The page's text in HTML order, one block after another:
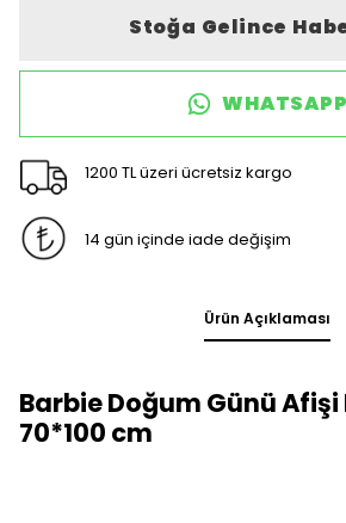
Stoğa Gelince
WHATSAPP
1200 TL üzeri ücretsiz kargo
14 gün içinde iade değişim
Ürün Açıklaması
Barbie Doğum Günü Afişi
70*100 cm